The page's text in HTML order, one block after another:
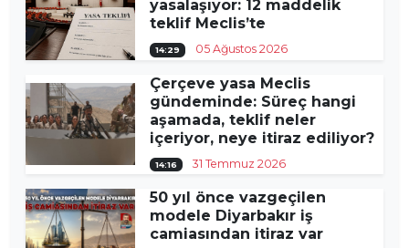
yasalaşıyor: 12 maddelik
teklif Meclis’te
14:29 05 Ağustos 2026
Çerçeve yasa Meclis
gündeminde: Süreç hangi
aşamada, teklif neler
içeriyor, neye itiraz ediliyor?
14:16 31 Temmuz 2026
50 yıl önce vazgeçilen
modele Diyarbakır iş
camiasından itiraz var